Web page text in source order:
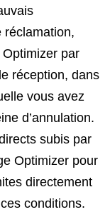
réclamation,
par
réception, dans
vous avez
d’annulation.
subis par
Optimizer pour
directement
conditions.